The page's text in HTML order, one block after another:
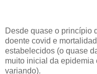
Desde quase o princípio
doente covid e
estabelecidos (o quase
muito inicial da epidemia
variando).